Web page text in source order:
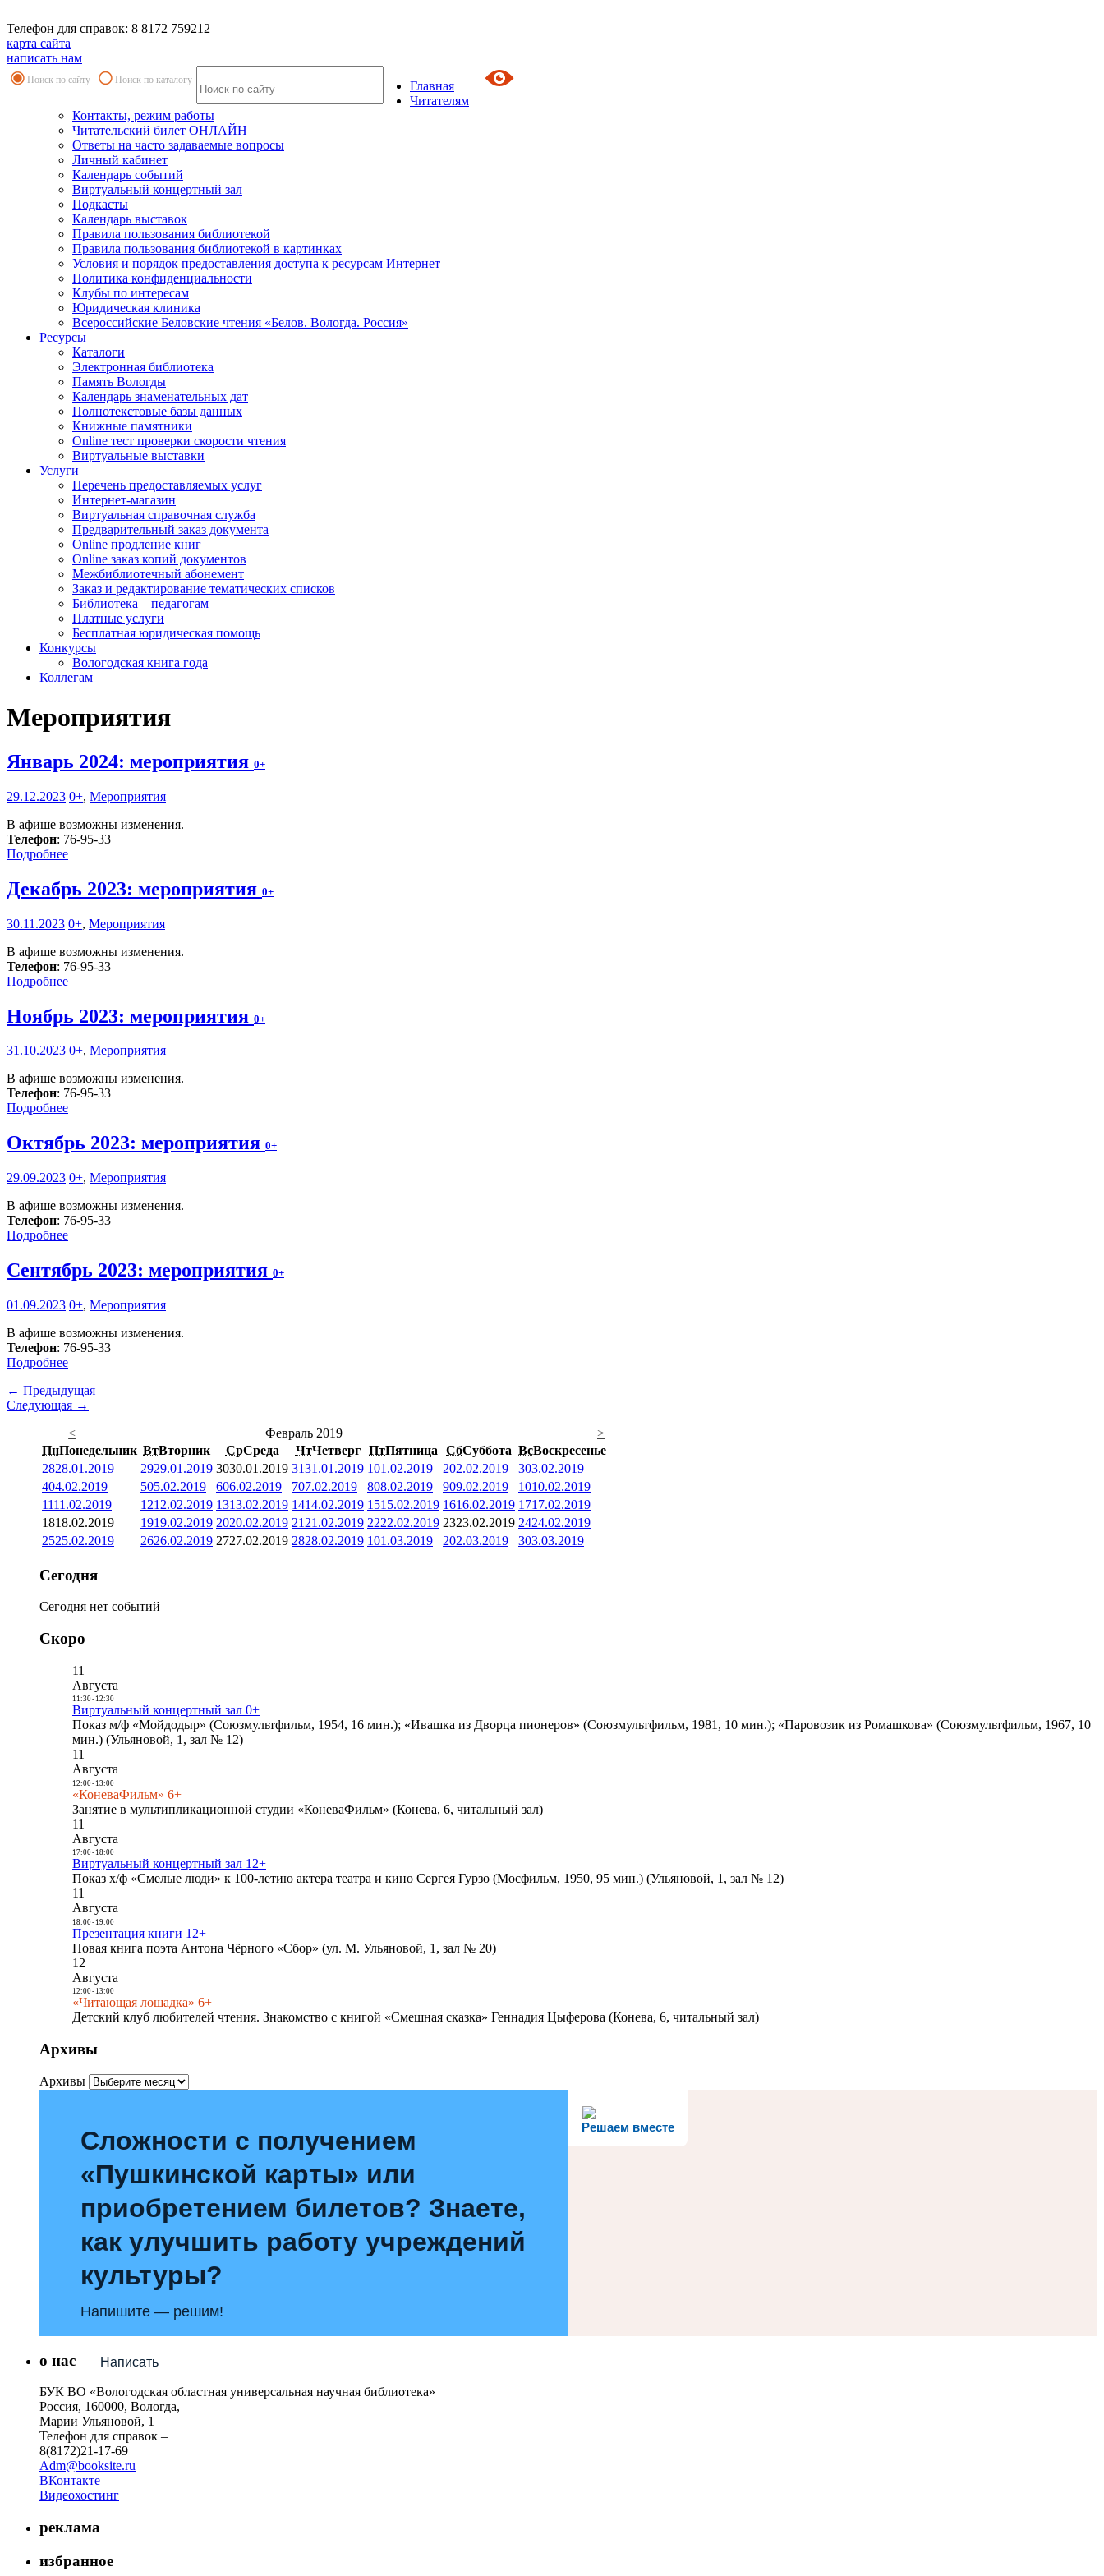
Телефон для справок: 8 8172 759212
карта сайта
написать нам
Поиск по сайту Поиск по каталогу
Главная
Читателям
Контакты, режим работы
Читательский билет ОНЛАЙН
Ответы на часто задаваемые вопросы
Личный кабинет
Календарь событий
Виртуальный концертный зал
Подкасты
Календарь выставок
Правила пользования библиотекой
Правила пользования библиотекой в картинках
Условия и порядок предоставления доступа к ресурсам Интернет
Политика конфиденциальности
Клубы по интересам
Юридическая клиника
Всероссийские Беловские чтения «Белов. Вологда. Россия»
Ресурсы
Каталоги
Электронная библиотека
Память Вологды
Календарь знаменательных дат
Полнотекстовые базы данных
Книжные памятники
Online тест проверки скорости чтения
Виртуальные выставки
Услуги
Перечень предоставляемых услуг
Интернет-магазин
Виртуальная справочная служба
Предварительный заказ документа
Online продление книг
Online заказ копий документов
Межбиблиотечный абонемент
Заказ и редактирование тематических списков
Библиотека – педагогам
Платные услуги
Бесплатная юридическая помощь
Конкурсы
Вологодская книга года
Коллегам
Мероприятия
Январь 2024: мероприятия 0+
29.12.2023 0+, Мероприятия
В афише возможны изменения.
Телефон: 76-95-33
Подробнее
Декабрь 2023: мероприятия 0+
30.11.2023 0+, Мероприятия
В афише возможны изменения.
Телефон: 76-95-33
Подробнее
Ноябрь 2023: мероприятия 0+
31.10.2023 0+, Мероприятия
В афише возможны изменения.
Телефон: 76-95-33
Подробнее
Октябрь 2023: мероприятия 0+
29.09.2023 0+, Мероприятия
В афише возможны изменения.
Телефон: 76-95-33
Подробнее
Сентябрь 2023: мероприятия 0+
01.09.2023 0+, Мероприятия
В афише возможны изменения.
Телефон: 76-95-33
Подробнее
← Предыдущая
Следующая →
<
Февраль 2019
>
ПнПонедельник ВтВторник СрСреда ЧтЧетверг ПтПятница СбСуббота ВсВоскресенье
2828.01.2019 2929.01.2019 3030.01.2019 3131.01.2019 101.02.2019 202.02.2019 303.02.2019
404.02.2019 505.02.2019 606.02.2019 707.02.2019 808.02.2019 909.02.2019 1010.02.2019
1111.02.2019 1212.02.2019 1313.02.2019 1414.02.2019 1515.02.2019 1616.02.2019 1717.02.2019
1818.02.2019 1919.02.2019 2020.02.2019 21 21.02.2019 2222.02.2019 2323.02.2019 2424.02.2019
2525.02.2019 2626.02.2019 2727.02.2019 2828.02.2019 101.03.2019 202.03.2019 303.03.2019
Сегодня
Сегодня нет событий
Скоро
11
Августа
11:30- 12:30
Виртуальный концертный зал 0+
Показ м/ф «Мойдодыр» (Союзмультфильм, 1954, 16 мин.); «Ивашка из Дворца пионеров» (Союзмультфильм, 1981, 10 мин.); «Паровозик из Ромашкова» (Союзмультфильм, 1967, 10
мин.) (Ульяновой, 1, зал № 12)
11
Августа
12:00- 13:00
«КоневаФильм» 6+
Занятие в мультипликационной студии «КоневаФильм» (Конева, 6, читальный зал)
11
Августа
17:00- 18:00
Виртуальный концертный зал 12+
Показ х/ф «Смелые люди» к 100-летию актера театра и кино Сергея Гурзо (Мосфильм, 1950, 95 мин.) (Ульяновой, 1, зал № 12)
11
Августа
18:00- 19:00
Презентация книги 12+
Новая книга поэта Антона Чёрного «Сбор» (ул. М. Ульяновой, 1, зал № 20)
12
Августа
12:00- 13:00
«Читающая лошадка» 6+
Детский клуб любителей чтения. Знакомство с книгой «Смешная сказка» Геннадия Цыферова (Конева, 6, читальный зал)
Архивы
Архивы
Решаем вместе
Сложности с получением
«Пушкинской карты» или
приобретением билетов? Знаете,
как улучшить работу учреждений
культуры?
Напишите — решим!
Написать
о нас
БУК ВО «Вологодская областная универсальная научная библиотека»
Россия, 160000, Вологда,
Марии Ульяновой, 1
Телефон для справок –
8(8172)21-17-69
Adm@booksite.ru
ВКонтакте
Видеохостинг
реклама
избранное